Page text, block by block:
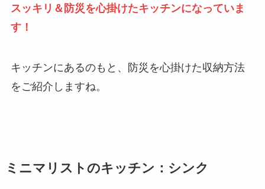
スッキリ＆防災を心掛けたキッチンになっていま
す！
キッチンにあるのもと、防災を心掛けた収納方法
をご紹介しますね。
ミニマリストのキッチン：シンク